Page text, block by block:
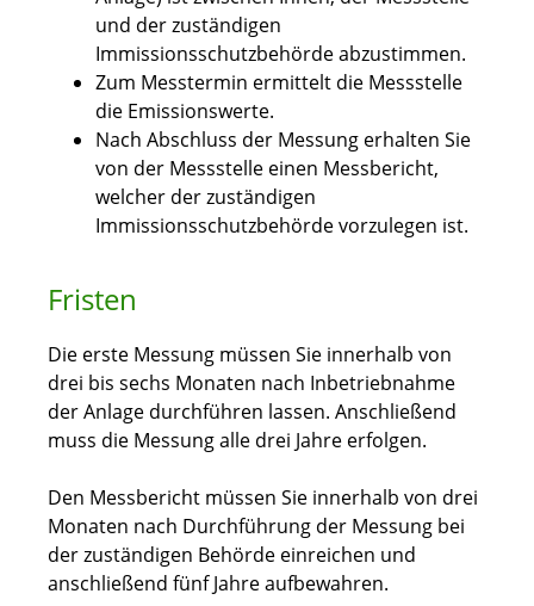
und der zuständigen
Immissionsschutzbehörde abzustimmen.
Zum Messtermin ermittelt die Messstelle
die Emissionswerte.
Nach Abschluss der Messung erhalten Sie
von der Messstelle einen Messbericht,
welcher der zuständigen
Immissionsschutzbehörde vorzulegen ist.
Fristen
Die erste Messung müssen Sie innerhalb von
drei bis sechs Monaten nach Inbetriebnahme
der Anlage durchführen lassen. Anschließend
muss die Messung alle drei Jahre erfolgen.
Den Messbericht müssen Sie innerhalb von drei
Monaten nach Durchführung der Messung bei
der zuständigen Behörde einreichen und
anschließend fünf Jahre aufbewahren.